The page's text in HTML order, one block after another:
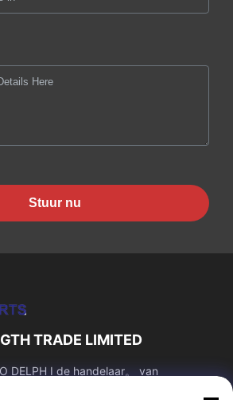
Stuur nu
TRADE LIMITED
DELPH I de handelaar。 van
CUMMINS TOYOTA ISUZU Company
159 2067 9523.